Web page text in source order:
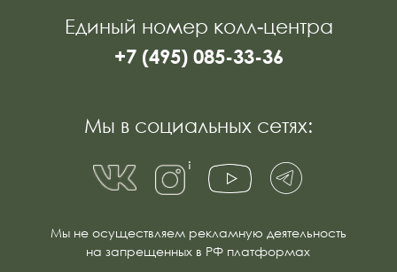
© 2020–2025. Все права защищены
Политика обработки персональных данных IDOL FACE
Публичные условия онлайн-записи и пользовательского
Согласие на получение рекламных и информационных